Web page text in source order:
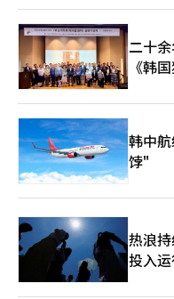
二十
《韩
韩中
饽"
热浪
投入